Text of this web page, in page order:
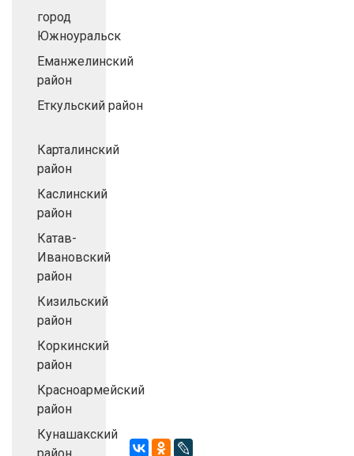
город
Южноуральск
Еманжелинский
район
Еткульский район
Карталинский
район
Каслинский
район
Катав-
Ивановский
район
Кизильский
район
Коркинский
район
Красноармейский
район
Кунашакский